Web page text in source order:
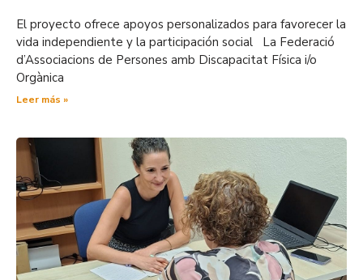
El proyecto ofrece apoyos personalizados para favorecer la
vida independiente y la participación social La Federació
d’Associacions de Persones amb Discapacitat Física i/o
Orgànica
Leer más »